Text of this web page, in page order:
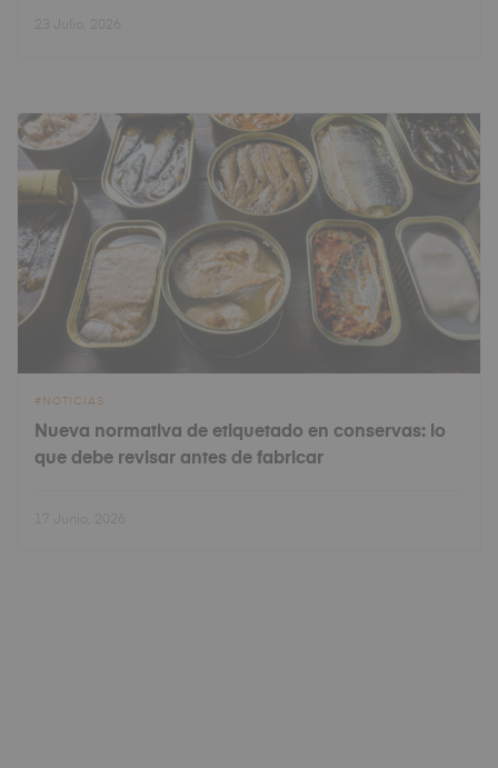
NOTICIAS
Nueva normativa de etiquetado en conservas: lo
que debe revisar antes de fabricar